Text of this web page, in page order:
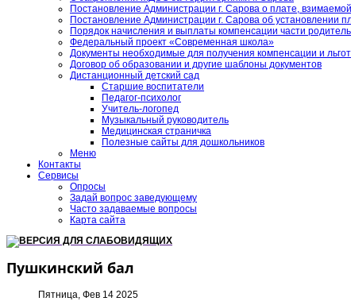
Постановление Администрации г. Сарова о плате,
Постановление Администрации г. Сарова об установлении
Порядок начисления и выплаты компенсации части
Федеральный проект «Современная школа»
Документы необходимые для получения компенсации и льгот
Договор об образовании и другие шаблоны документов
Дистанционный детский сад
Старшие воспитатели
Педагог-психолог
Учитель-логопед
Музыкальный руководитель
Медицинская страничка
Полезные сайты для дошкольников
Меню
Контакты
Сервисы
Опросы
Задай вопрос заведующему
Часто задаваемые вопросы
Карта сайта
ВЕРСИЯ ДЛЯ СЛАБОВИДЯЩИХ
Пушкинский бал
Пятница, Фев 14 2025